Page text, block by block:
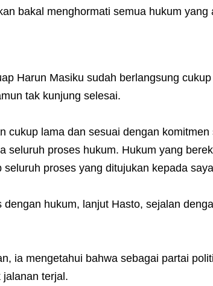
bakal menghormati semua hukum yang
Harun Masiku sudah berlangsung
tak kunjung selesai.
cukup lama dan sesuai dengan
seluruh proses hukum. Hukum yang
seluruh proses yang ditujukan kepada
dengan hukum, lanjut Hasto, sejalan
ia mengetahui bahwa sebagai partai
jalanan terjal.